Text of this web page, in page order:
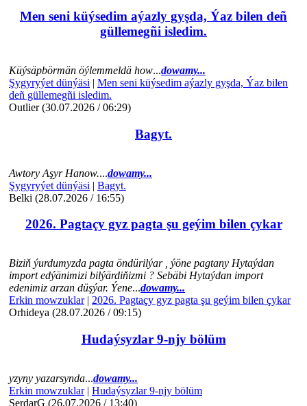
Men seni küýsedim aýazly gyşda, Ýaz bilen deñ
güllemegñi isledim.
Küýsäpbörmän öýlemmeldä how...dowamy...
Şygyryýet dünýäsi | Men seni küýsedim aýazly gyşda, Ýaz bilen
deñ güllemegñi isledim.
Outlier (30.07.2026 / 06:29)
Bagyt.
Awtory Aşyr Hanow....dowamy...
Şygyryýet dünýäsi | Bagyt.
Belki (28.07.2026 / 16:55)
2026. Pagtaçy gyz pagta şu geýim bilen çykar
Biziň ýurdumyzda pagta öndürilýar , ýöne pagtany Hytaýdan
import edýänimizi bilýärdiňizmi ? Sebäbi Hytaýdan import
edenimiz arzan düşýar. Ýene...dowamy...
Erkin mowzuklar| 2026. Pagtaçy gyz pagta şu geýim bilen çykar
Orhideya (28.07.2026 / 09:15)
Hudaýsyzlar 9-njy bölüm
yzyny yazarsynda...dowamy...
Erkin mowzuklar| Hudaýsyzlar 9-njy bölüm
SerdarG (26.07.2026 / 13:40)